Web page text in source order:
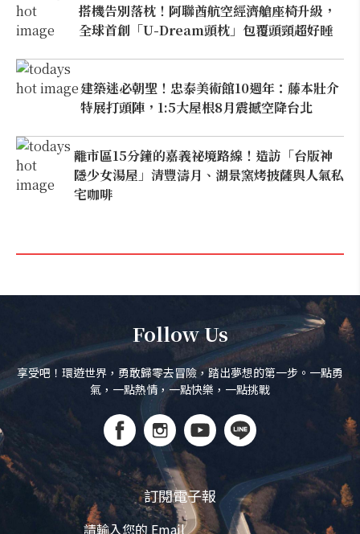
搭機告別落枕！阿聯酋航空經濟艙座椅升級，
全球首創「U-Dream頭枕」包覆頭頸超好睡
建築迷必朝聖！忠泰美術館10週年：藤本壯介
特展打頭陣，1:5大屋根8月震撼空降台北
離市區15分鐘的嘉義祕境路線！造訪「台版神
隱少女湯屋」清豐濤月、湖景窯烤披薩與人氣私
宅咖啡
Follow Us
享受吧！環遊世界，勇敢歸零去冒險，踏出夢想的第一步。一點勇
氣，一點熱情，一點快樂，一點挑戰
訂閱電子報